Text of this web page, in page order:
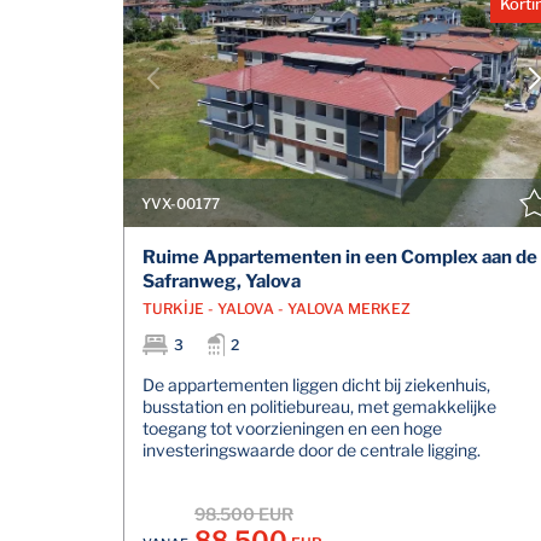
YVX-00177
Ruime Appartementen in een Complex aan de
Safranweg, Yalova
TURKİJE - YALOVA - YALOVA MERKEZ
3
2
De appartementen liggen dicht bij ziekenhuis,
busstation en politiebureau, met gemakkelijke
toegang tot voorzieningen en een hoge
investeringswaarde door de centrale ligging.
98.500 EUR